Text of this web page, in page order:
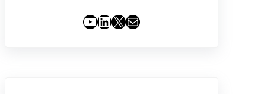
YouTube
LinkedIn
X Email